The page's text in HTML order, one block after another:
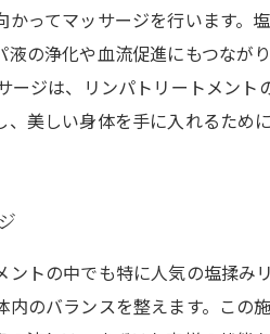
かってマッサージを行います
の浄化や血流促進にもつな
ージは、リンパトリートメン
美しい身体を手に入れるため
ントの中でも特に人気の塩揉
内のバランスを整えます。こ